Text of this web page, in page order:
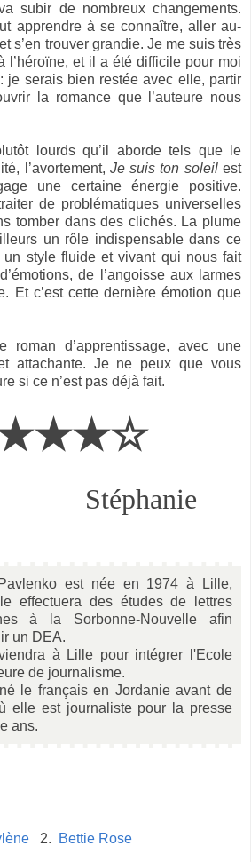
subir de nombreux changements.
apprendre à se connaître, aller au-
s’en trouver grandie. Je me suis très
l’héroïne, et il a été difficile pour moi
je serais bien restée avec elle, partir
la romance que l’auteure nous
lourds qu’il aborde tels que le
l’avortement, Je suis ton soleilest
une certaine énergie positive.
de problématiques universelles
tomber dans des clichés. La plume
un rôle indispensable dans ce
style fluide et vivant qui nous fait
de l’angoisse aux larmes
Et c’est cette dernière émotion que
roman d’apprentissage, avec une
attachante. Je ne peux que vous
si ce n’est pas déjà fait.
Stéphanie
est née en 1974 à Lille,
effectuera des études de lettres
à la Sorbonne-Nouvelle afin
un DEA.
à Lille pour intégrer l'Ecole
de journalisme.
le français en Jordanie avant de
elle est journaliste pour la presse
ans.
2. Bettie Rose